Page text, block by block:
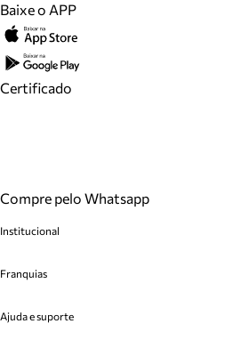
Baixe o APP
Certificado
Compre pelo Whatsapp
Institucional
Cashback
Venda Corporativa
Franquias
Plano de Negócio
Ajuda e suporte